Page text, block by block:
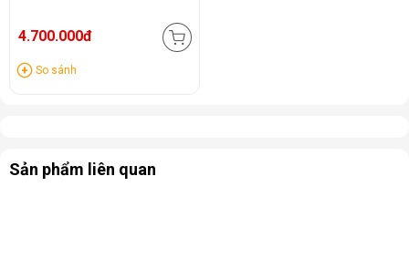
4.700.000đ
So sánh
Sản phẩm liên quan